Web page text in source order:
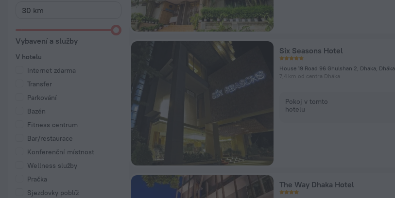
Vybavení a služby
V hotelu
Internet zdarma
Transfer
Parkování
Bazén
Fitness centrum
Bar/restaurace
Konferenční místnost
Wellness služby
Pračka
Sjezdovky poblíž
Six Seasons Hotel
House 19 Road 96 Ghulshan 2, Dhaka, Dháka
7,4 km od centra Dháka
Pokoj v tomto
hotelu
The Way Dhaka Hotel